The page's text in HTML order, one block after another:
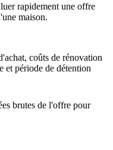
rapidement une offre
maison.
coûts de rénovation
et période de détention
brutes de l'offre pour